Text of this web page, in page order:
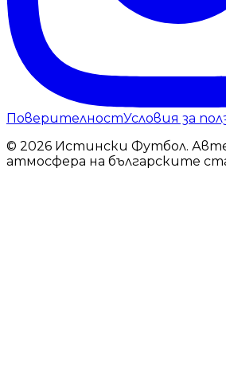
ПоверителностУсловия за
© 2026 Истински Футбол.
атмосфера на българските